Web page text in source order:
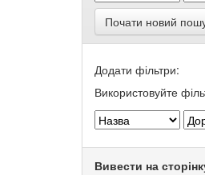
Почати новий
Додати фільтри:
Використовуйте
Вивести на